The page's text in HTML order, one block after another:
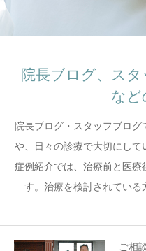
院長ブログ、ス
など
院長ブログ・スタッフブロ
や、日々の診療で大切にして
症例紹介では、治療前と医療
す。治療を検討されている
ご相